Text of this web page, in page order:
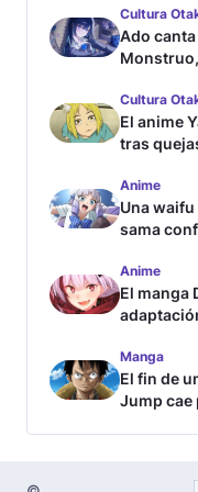
Cultura
Ado
Cultura
El anime
tras
Anime
Una
sama
Anime
El manga
Manga
El fin de
Jump cae